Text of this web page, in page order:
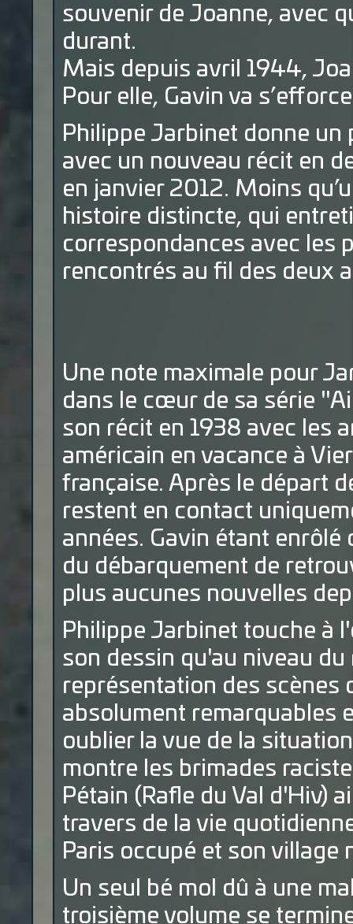
souvenir de Joanne, avec
durant.
Mais depuis avril 1944,
Pour elle, Gavin va
Philippe Jarbinet donne
avec un nouveau récit en
en janvier 2012. Moins
histoire distincte, qui
correspondances avec les
rencontrés au fil des deux
Une note maximale pour
dans le cœur de sa série
son récit en 1938 avec les
américain en vacance à
française. Après le départ
restent en contact
années. Gavin étant enrôlé
du débarquement de
plus aucunes nouvelles
Philippe Jarbinet touche à
son dessin qu'au niveau
représentation des scènes
absolument remarquables
oublier la vue de la
montre les brimades
Pétain (Rafle du Val d'Hiv)
travers de la vie
Paris occupé et son village
Un seul bé mol dû à une
troisième volume se